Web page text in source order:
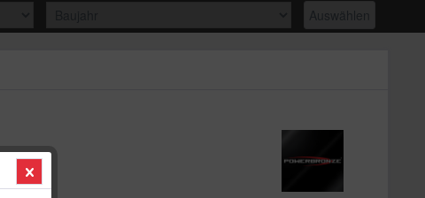
Auswählen